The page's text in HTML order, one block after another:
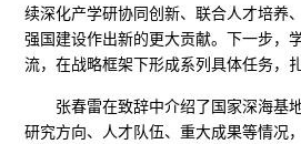
续深化产学研协同创新、联合人才培养
强国建设作出新的更大贡献。下一步，
流，在战略框架下形成系列具体任务，
张春雷在致辞中介绍了国家深海基
研究方向、人才队伍、重大成果等情况